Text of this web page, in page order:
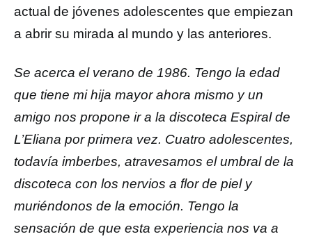
actual de jóvenes adolescentes que empiezan
a abrir su mirada al mundo y las anteriores.
Se acerca el verano de 1986. Tengo la edad
que tiene mi hija mayor ahora mismo y un
amigo nos propone ir a la discoteca Espiral de
L’Eliana por primera vez. Cuatro adolescentes,
todavía imberbes, atravesamos el umbral de la
discoteca con los nervios a flor de piel y
muriéndonos de la emoción. Tengo la
sensación de que esta experiencia nos va a